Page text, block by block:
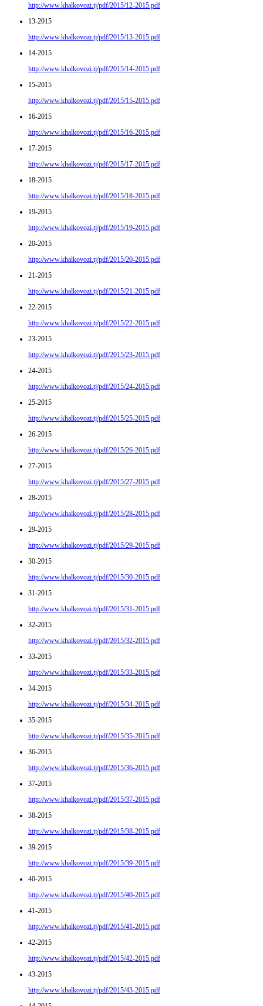
http://www.khalkovozi.tj/pdf/2015/12-2015.pdf
13-2015
http://www.khalkovozi.tj/pdf/2015/13-2015.pdf
14-2015
http://www.khalkovozi.tj/pdf/2015/14-2015.pdf
15-2015
http://www.khalkovozi.tj/pdf/2015/15-2015.pdf
16-2015
http://www.khalkovozi.tj/pdf/2015/16-2015.pdf
17-2015
http://www.khalkovozi.tj/pdf/2015/17-2015.pdf
18-2015
http://www.khalkovozi.tj/pdf/2015/18-2015.pdf
19-2015
http://www.khalkovozi.tj/pdf/2015/19-2015.pdf
20-2015
http://www.khalkovozi.tj/pdf/2015/20-2015.pdf
21-2015
http://www.khalkovozi.tj/pdf/2015/21-2015.pdf
22-2015
http://www.khalkovozi.tj/pdf/2015/22-2015.pdf
23-2015
http://www.khalkovozi.tj/pdf/2015/23-2015.pdf
24-2015
http://www.khalkovozi.tj/pdf/2015/24-2015.pdf
25-2015
http://www.khalkovozi.tj/pdf/2015/25-2015.pdf
26-2015
http://www.khalkovozi.tj/pdf/2015/26-2015.pdf
27-2015
http://www.khalkovozi.tj/pdf/2015/27-2015.pdf
28-2015
http://www.khalkovozi.tj/pdf/2015/28-2015.pdf
29-2015
http://www.khalkovozi.tj/pdf/2015/29-2015.pdf
30-2015
http://www.khalkovozi.tj/pdf/2015/30-2015.pdf
31-2015
http://www.khalkovozi.tj/pdf/2015/31-2015.pdf
32-2015
http://www.khalkovozi.tj/pdf/2015/32-2015.pdf
33-2015
http://www.khalkovozi.tj/pdf/2015/33-2015.pdf
34-2015
http://www.khalkovozi.tj/pdf/2015/34-2015.pdf
35-2015
http://www.khalkovozi.tj/pdf/2015/35-2015.pdf
36-2015
http://www.khalkovozi.tj/pdf/2015/36-2015.pdf
37-2015
http://www.khalkovozi.tj/pdf/2015/37-2015.pdf
38-2015
http://www.khalkovozi.tj/pdf/2015/38-2015.pdf
39-2015
http://www.khalkovozi.tj/pdf/2015/39-2015.pdf
40-2015
http://www.khalkovozi.tj/pdf/2015/40-2015.pdf
41-2015
http://www.khalkovozi.tj/pdf/2015/41-2015.pdf
42-2015
http://www.khalkovozi.tj/pdf/2015/42-2015.pdf
43-2015
http://www.khalkovozi.tj/pdf/2015/43-2015.pdf